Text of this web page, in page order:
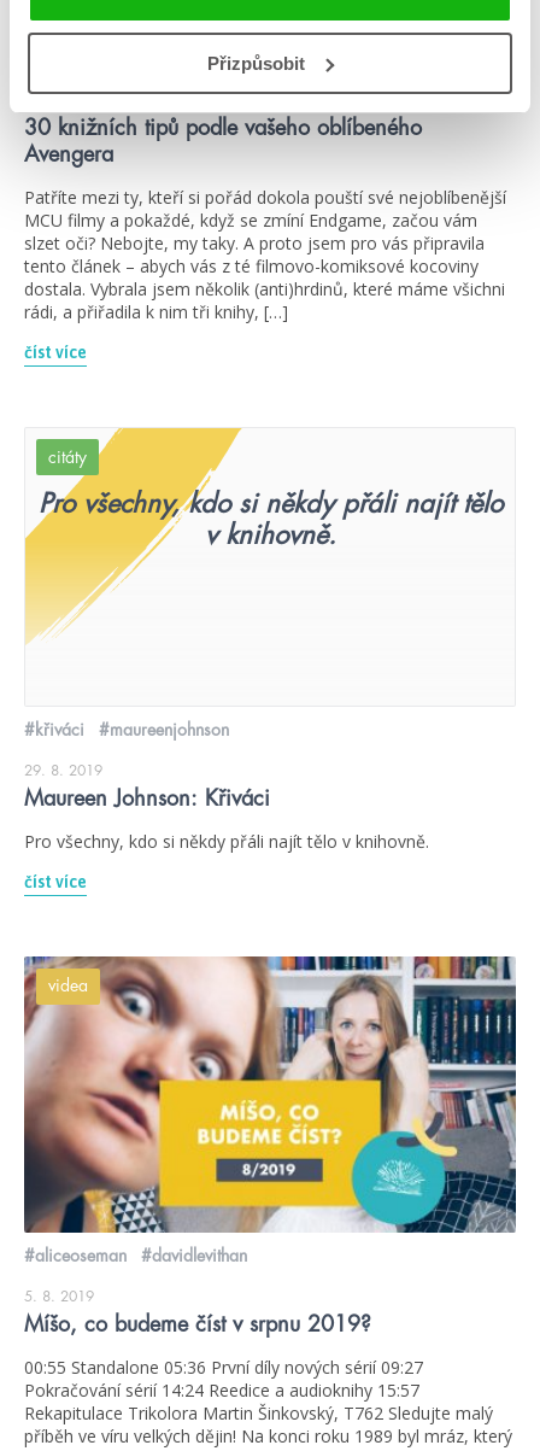
Přizpůsobit
#aliceoseman
30 knižních tipů podle vašeho oblíbeného
Avengera
Patříte mezi ty, kteří si pořád dokola pouští své nejoblíbenější
MCU filmy a pokaždé, když se zmíní Endgame, začou vám
slzet oči? Nebojte, my taky. A proto jsem pro vás připravila
tento článek – abych vás z té filmovo-komiksové kocoviny
dostala. Vybrala jsem několik (anti)hrdinů, které máme všichni
rádi, a přiřadila k nim tři knihy, […]
číst více
citáty
Pro všechny, kdo si někdy přáli najít tělo
v knihovně.
#křiváci #maureenjohnson
29. 8. 2019
Maureen Johnson: Křiváci
Pro všechny, kdo si někdy přáli najít tělo v knihovně.
číst více
videa
#aliceoseman #davidlevithan
5. 8. 2019
Míšo, co budeme číst v srpnu 2019?
00:55 Standalone 05:36 První díly nových sérií 09:27
Pokračování sérií 14:24 Reedice a audioknihy 15:57
Rekapitulace Trikolora Martin Šinkovský, T762 Sledujte malý
příběh ve víru velkých dějin! Na konci roku 1989 byl mráz, který